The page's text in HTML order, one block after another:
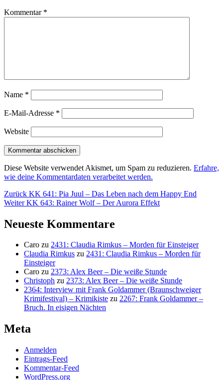
Kommentar *
Name *
E-Mail-Adresse *
Website
Diese Website verwendet Akismet, um Spam zu reduzieren. Erfahre,
wie deine Kommentardaten verarbeitet werden.
Beitragsnavigation
Zurück Vorheriger
Beitrag:
KK 641: Pia Juul – Das Leben nach dem Happy End
Weiter Nächster
KK 643: Rainer Wolf – Der Aurora Effekt
Neueste Kommentare
Caro zu 2431: Claudia Rimkus – Morden für Einsteiger
Claudia Rimkus zu 2431: Claudia Rimkus – Morden für
Einsteiger
Caro zu 2373: Alex Beer – Die weiße Stunde
Christoph zu 2373: Alex Beer – Die weiße Stunde
2364: Interview mit Frank Goldammer (Braunschweiger
Krimifestival) – Krimikiste zu 2267: Frank Goldammer –
Bruch. In eisigen Nächten
Meta
Anmelden
Eintrags-Feed
Kommentar-Feed
WordPress.org